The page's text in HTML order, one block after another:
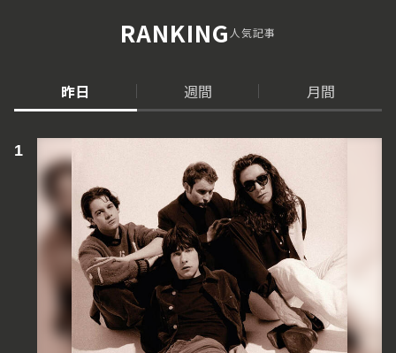
RANKING人気記事
昨日 週間 月間